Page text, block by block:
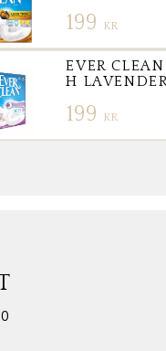
199 KR
EVER CLEAN
H
199 KR